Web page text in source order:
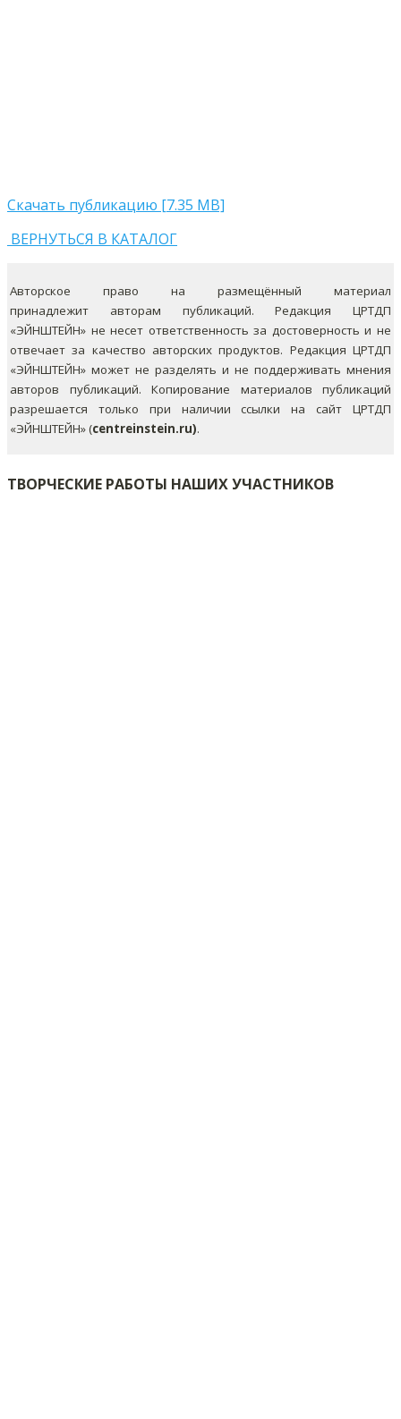
Скачать публикацию [7.35 MB]
ВЕРНУТЬСЯ В КАТАЛОГ
Авторское право на размещённый материал
принадлежит авторам публикаций. Редакция ЦРТДП
«ЭЙНШТЕЙН» не несет ответственность за достоверность и не
отвечает за качество авторских продуктов. Редакция ЦРТДП
«ЭЙНШТЕЙН» может не разделять и не поддерживать мнения
авторов публикаций. Копирование материалов публикаций
разрешается только при наличии ссылки на сайт ЦРТДП
«ЭЙНШТЕЙН» (centreinstein.ru).
ТВОРЧЕСКИЕ РАБОТЫ НАШИХ УЧАСТНИКОВ